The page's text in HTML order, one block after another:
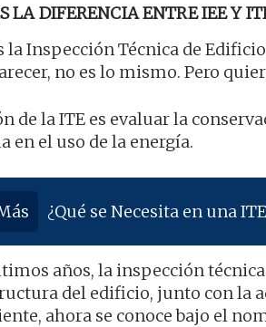
LA DIFERENCIA ENTRE IEE Y
la Inspección Técnica de
no es lo mismo. Pero
de la ITE es evaluar la
en el uso de la energía.
¿Qué se Necesita en una
años, la inspección
del edificio, junto con la
ahora se conoce bajo el